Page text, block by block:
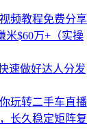
频教程免费分享
米$60万+（实操
速做好达人分发
玩转二手车直播
长久稳定矩阵复